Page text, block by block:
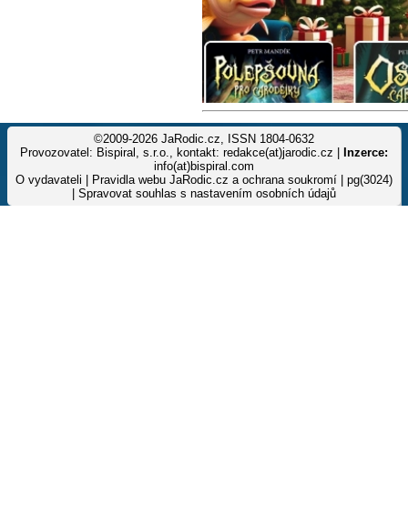
©2009-2026 JaRodic.cz, ISSN 1804-0632
Provozovatel: Bispiral, s.r.o., kontakt: redakce(at)jarodic.cz |
Inzerce:
info(at)bispiral.com
O vydavateli
Pravidla webu JaRodic.cz a ochrana soukromí | pg(3024)
Spravovat souhlas s nastavením osobních údajů